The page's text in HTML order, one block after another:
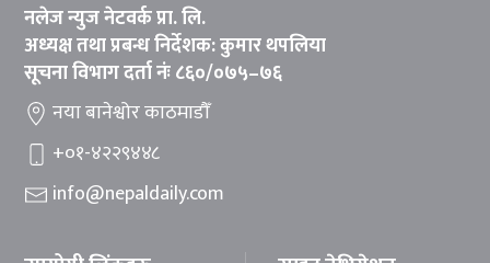
नलेज न्युज नेटवर्क प्रा. लि.
अध्यक्ष तथा प्रबन्ध निर्देशक: कुमार थपलिया
सूचना विभाग दर्ता नंः ८६०/०७५–७६
नया बानेश्वोर काठमाडौँ
+०१-४२२९४४८
info@nepaldaily.com